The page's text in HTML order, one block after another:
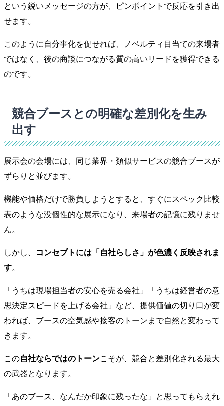
という鋭いメッセージの方が、ピンポイントで反応を引き出
せます。
このように自分事化を促せれば、ノベルティ目当ての来場者
ではなく、後の商談につながる質の高いリードを獲得できる
のです。
競合ブースとの明確な差別化を生み
出す
展示会の会場には、同じ業界・類似サービスの競合ブースが
ずらりと並びます。
機能や価格だけで勝負しようとすると、すぐにスペック比較
表のような没個性的な展示になり、来場者の記憶に残りませ
ん。
しかし、
コンセプトには「自社らしさ」が色濃く反映されま
す。
「うちは現場担当者の安心を売る会社」「うちは経営者の意
思決定スピードを上げる会社」など、提供価値の切り口が変
われば、ブースの空気感や接客のトーンまで自然と変わって
きます。
この自社ならではのトーンこそが、競合と差別化される最大
の武器となります。
「あのブース、なんだか印象に残ったな」と思ってもらえれ